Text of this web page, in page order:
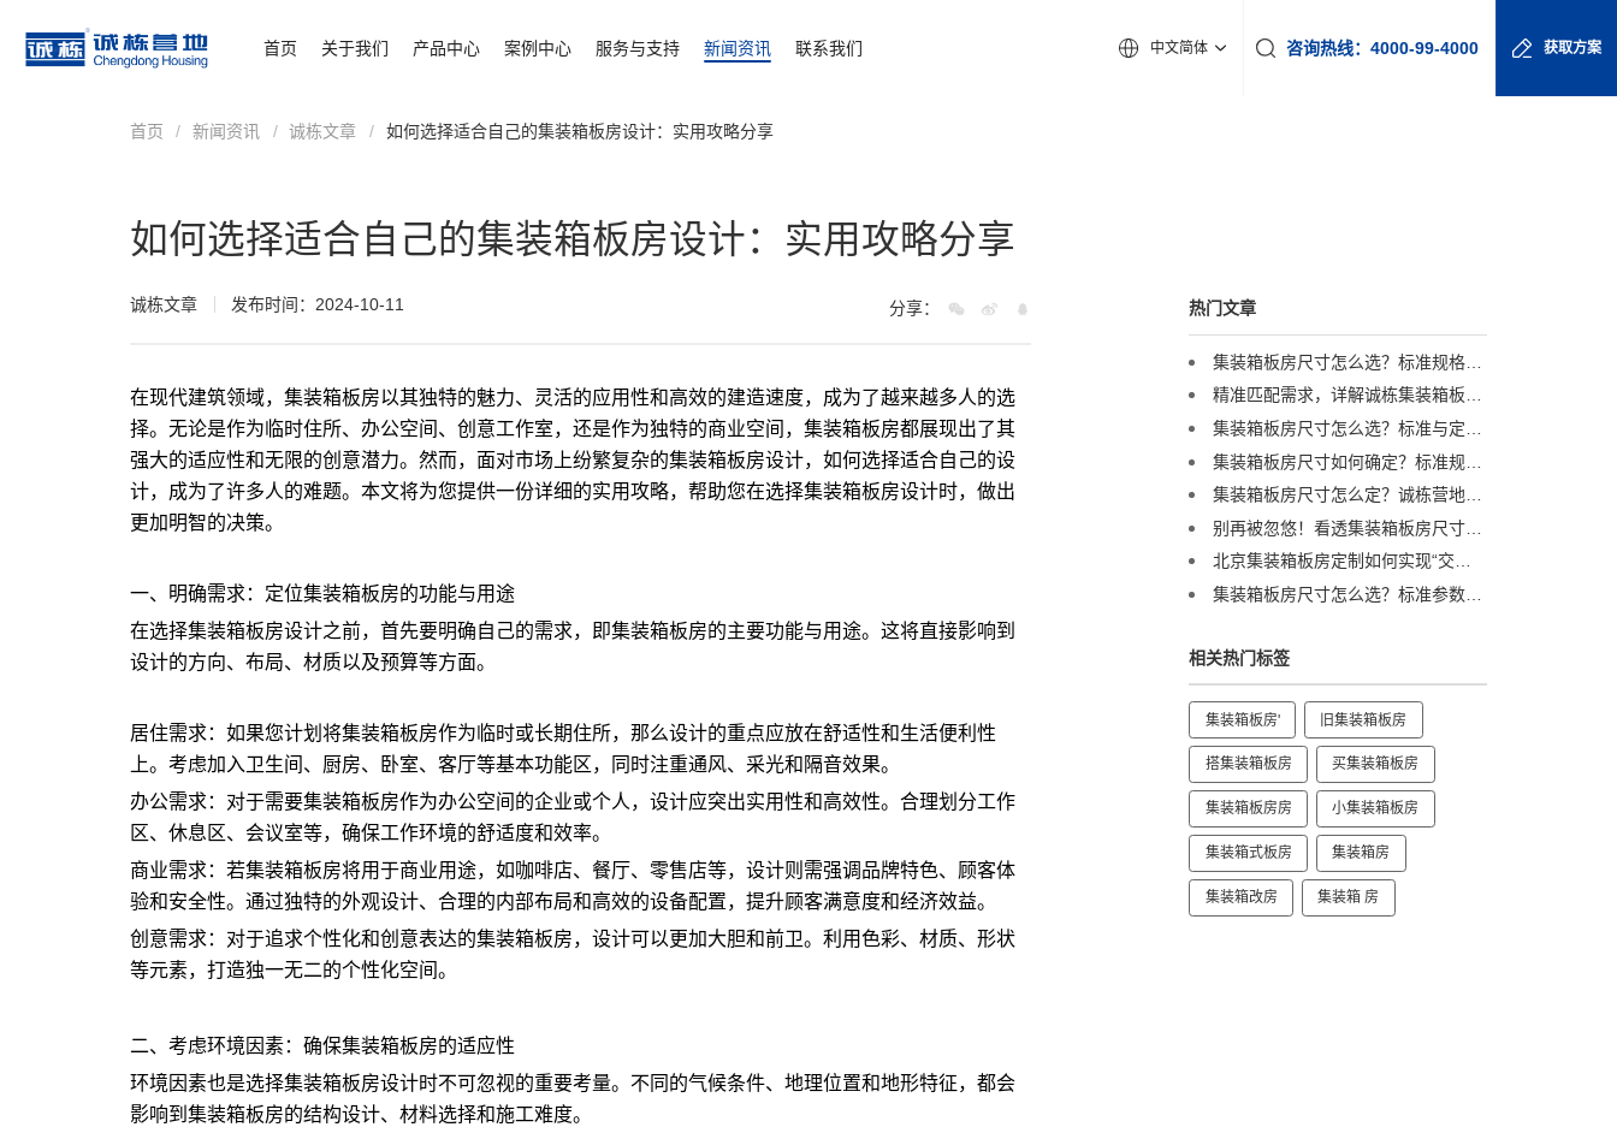
首页 关于我们 产品中心 案例中心 服务与支持 新闻资讯 联系我们 中文简体 咨询热线：4000-99-4000 获取方案
首页 / 新闻资讯 / 诚栋文章 / 如何选择适合自己的集装箱板房设计：实用攻略分享
如何选择适合自己的集装箱板房设计：实用攻略分享
诚栋文章 发布时间：2024-10-11 分享：
在现代建筑领域， 集装箱板房以其独特的魅力、灵活的应用性和高效的建造速度，成为了越来越多人的选
择。无论是作为临时住所、办公空间、创意工作室，还是作为独特的商业空间，集装箱板房都展现出了其
强大的适应性和无限的创意潜力。然而，面对市场上纷繁复杂的集装箱板房设计，如何选择适合自己的设
计，成为了许多人的难题。本文将为您提供一份详细的实用攻略，帮助您在选择集装箱板房设计时，做出
更加明智的决策。
一、明确需求：定位集装箱板房的功能与用途
在选择集装箱板房设计之前，首先要明确自己的需求，即集装箱板房的主要功能与用途。这将直接影响到
设计的方向、布局、材质以及预算等方面。
居住需求：如果您计划将集装箱板房作为临时或长期住所，那么设计的重点应放在舒适性和生活便利性
上。考虑加入卫生间、厨房、卧室、客厅等基本功能区，同时注重通风、采光和隔音效果。
办公需求：对于需要集装箱板房作为办公空间的企业或个人，设计应突出实用性和高效性。合理划分工作
区、休息区、会议室等，确保工作环境的舒适度和效率。
商业需求：若集装箱板房将用于商业用途，如咖啡店、餐厅、零售店等，设计则需强调品牌特色、顾客体
验和安全性。通过独特的外观设计、合理的内部布局和高效的设备配置，提升顾客满意度和经济效益。
创意需求：对于追求个性化和创意表达的集装箱板房，设计可以更加大胆和前卫。利用色彩、材质、形状
等元素，打造独一无二的个性化空间。
二、考虑环境因素：确保集装箱板房的适应性
环境因素也是选择集装箱板房设计时不可忽视的重要考量。不同的气候条件、地理位置和地形特征，都会
影响到集装箱板房的结构设计、材料选择和施工难度。
热门文章
精准匹配需求，详解诚栋集装箱板房尺寸与定制化服务
北京集装箱板房定制如何实现“交钥匙”？这家企业有标准答案
相关热门标签
集装箱板房' 旧集装箱板房
搭集装箱板房 买集装箱板房
集装箱板房房 小集装箱板房
集装箱式板房 集装箱房
集装箱改房 集装箱 房